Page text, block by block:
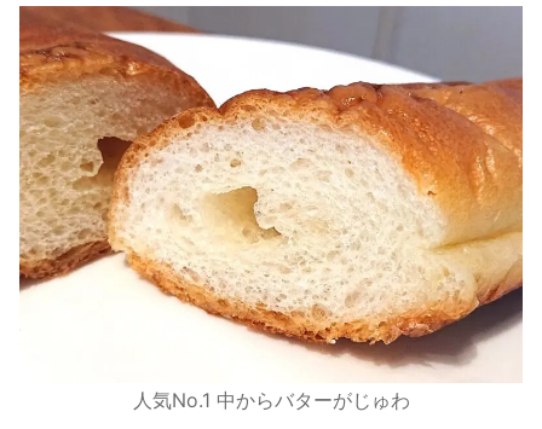
人気No.1 中からバターがじゅわ